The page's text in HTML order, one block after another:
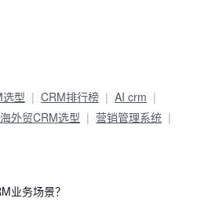
型 CRM排行榜
AI crm
外贸CRM选型
营销管理系统
业务场景？